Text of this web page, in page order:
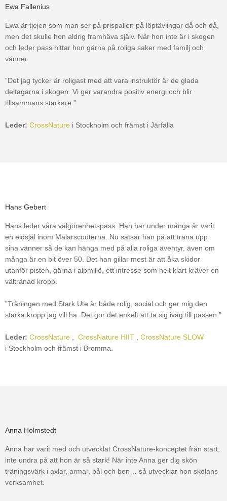
Ewa Fallenius
Ewa är tjejen som man ser på prispallen på löptävlingar då och då,
men det skulle hon aldrig framhäva själv. När hon inte är i skogen
och leder pass hittar hon gärna på roliga saker med familj och
vänner.
”Det jag tycker är roligast med att vara instruktör är de glada
deltagarna i skogen. Vi ger varandra positiv energi och blir
tillsammans starkare.”
Leder: CrossNature i Stockholm och främst i Järfälla
Hans Gebert
Hans leder våra välgörenhetspass. Han har under många år varit
en eldsjäl inom Mälarscouterna. Nu satsar han på att träna upp
sina vänner så de kan hänga med på alla roliga äventyr, även om
många är en bit över 50. Det han gillar mest är att åka skidor
utanför pisten, gärna i alpmiljö, ett intresse som helt klart kräver en
vältränad kropp.
”Träningen med Stark Ute är både rolig, social och ger mig den
starka kropp jag vill ha. Det gör det enkelt att ta sig iväg till passen.”
Leder: CrossNature CrossNature HIIT
CrossNature SLOW
i Stockholm och främst i Bromma.
Anna Holmstedt
Anna har varit med och utvecklat CrossNature-konceptet från start,
inte undra på att hon är så stark! När inte Anna ger dig skön
träningsvärk i axlar, armar, bål och ben… så utvecklar hon skolans
verksamhet.